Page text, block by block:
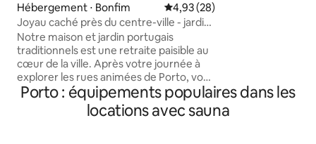
Hébergement ⋅ Bonfim Évaluation moyenne sur la
4,93 (28)
Joyau caché près du centre-ville - jardin,
parking gratuit
Notre maison et jardin portugais
traditionnels est une retraite paisible au
cœur de la ville. Après votre journée à
explorer les rues animées de Porto, vous
vous détendrez dans le calme de notre
jardin luxuriant. Trouvez un endroit
ombragé pour vous détendre avec un
la vie ;)
Porto : équipements populaires dans les
locations avec sauna